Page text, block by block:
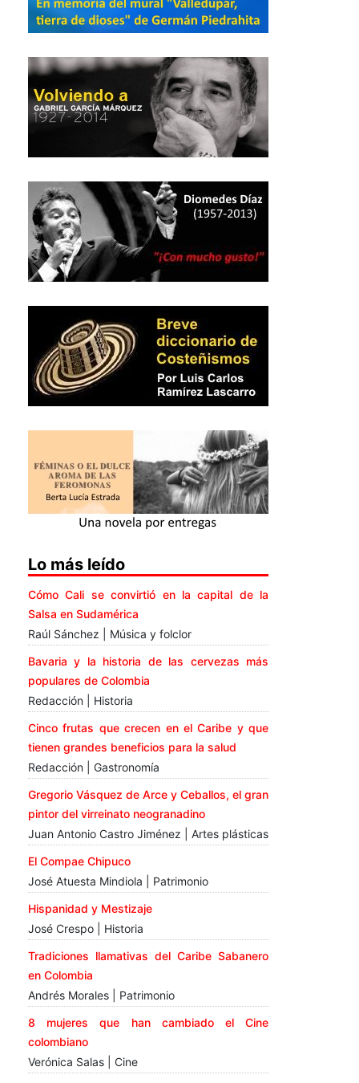
Lo más leído
Cómo Cali se convirtió en la capital de la
Salsa en Sudamérica
Raúl Sánchez | Música y folclor
Bavaria y la historia de las cervezas más
populares de Colombia
Redacción | Historia
Cinco frutas que crecen en el Caribe y que
tienen grandes beneficios para la salud
Redacción | Gastronomía
Gregorio Vásquez de Arce y Ceballos, el gran
pintor del virreinato neogranadino
Juan Antonio Castro Jiménez | Artes plásticas
El Compae Chipuco
José Atuesta Mindiola | Patrimonio
Hispanidad y Mestizaje
José Crespo | Historia
Tradiciones llamativas del Caribe Sabanero
en Colombia
Andrés Morales | Patrimonio
8 mujeres que han cambiado el Cine
colombiano
Verónica Salas | Cine